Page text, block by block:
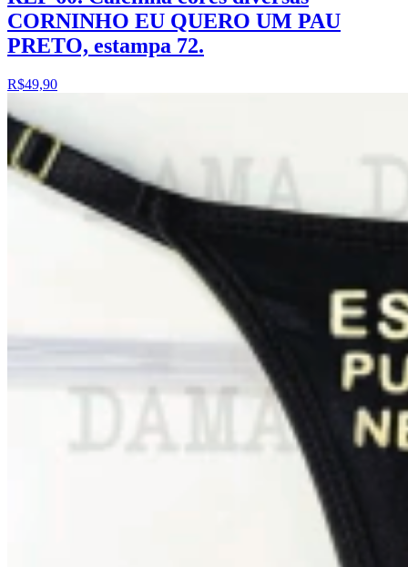
CORNINHO EU QUERO UM PAU
PRETO, estampa 72.
R$49,90